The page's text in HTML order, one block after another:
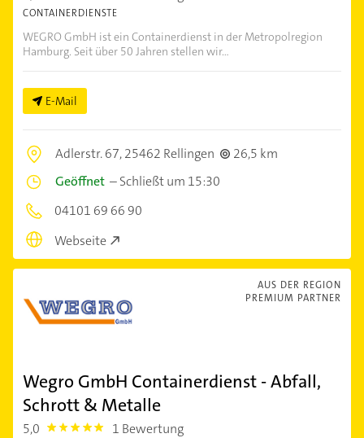
CONTAINERDIENSTE
WEGRO GmbH ist ein Containerdienst in der Metropolregion
Hamburg. Seit über 50 Jahren stellen wir...
E-Mail
Adlerstr. 67,25462 Rellingen
26,5 km
Geöffnet –Schließt um 15:30
04101 69 66 90
Webseite
AUS DER REGION
PREMIUM PARTNER
Wegro GmbH Containerdienst - Abfall,
Schrott & Metalle
5,0 5.0 1 Bewertung